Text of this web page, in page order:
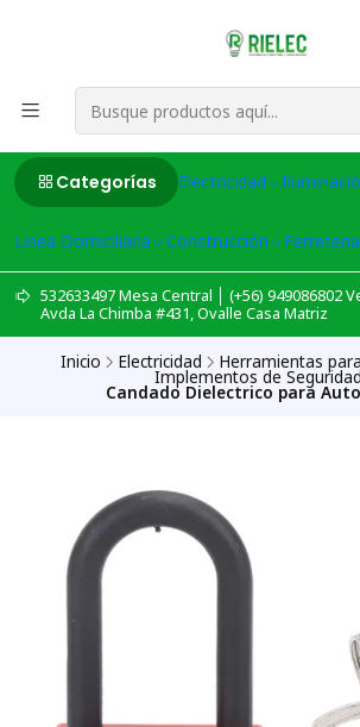
Categorías Electricidad
Linea Domiciliaria Construcción Ferreteria
532633497 Mesa Central │ (+56) 949086802
Avda La Chimba #431, Ovalle Casa Matriz
Inicio Electricidad Herramientas
Implementos de Seguridad
Candado Dielectrico para